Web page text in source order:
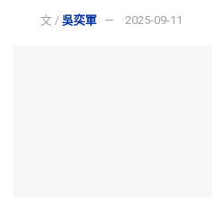
文 / 吳奕軍 2025-09-11